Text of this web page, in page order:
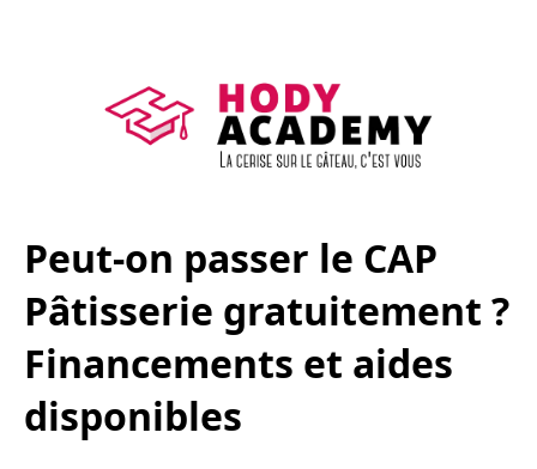
Peut-on passer le CAP
Pâtisserie gratuitement ?
Financements et aides
disponibles